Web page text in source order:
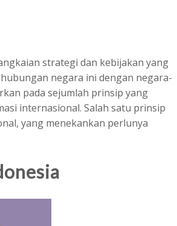
strategi dan kebijakan yang
negara ini dengan negara-
pada sejumlah prinsip yang
internasional. Salah satu prinsip
yang menekankan perlunya